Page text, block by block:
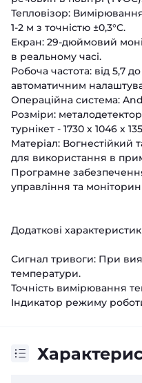
Тепловізор:
1-2 м з точністю ±0,3°C.
Екран: 29-дюймовий
в реальному часі.
Робоча частота: від 5,7
автоматичним
Операційна система:
Розміри:
турнікет - 1730 х 1046 х
Матеріал: Вогнестійкий
для використання в
Програмне
управління та
Додаткові
Сигнал тривоги: При
температури.
Точність вимірювання
Індикатор режиму